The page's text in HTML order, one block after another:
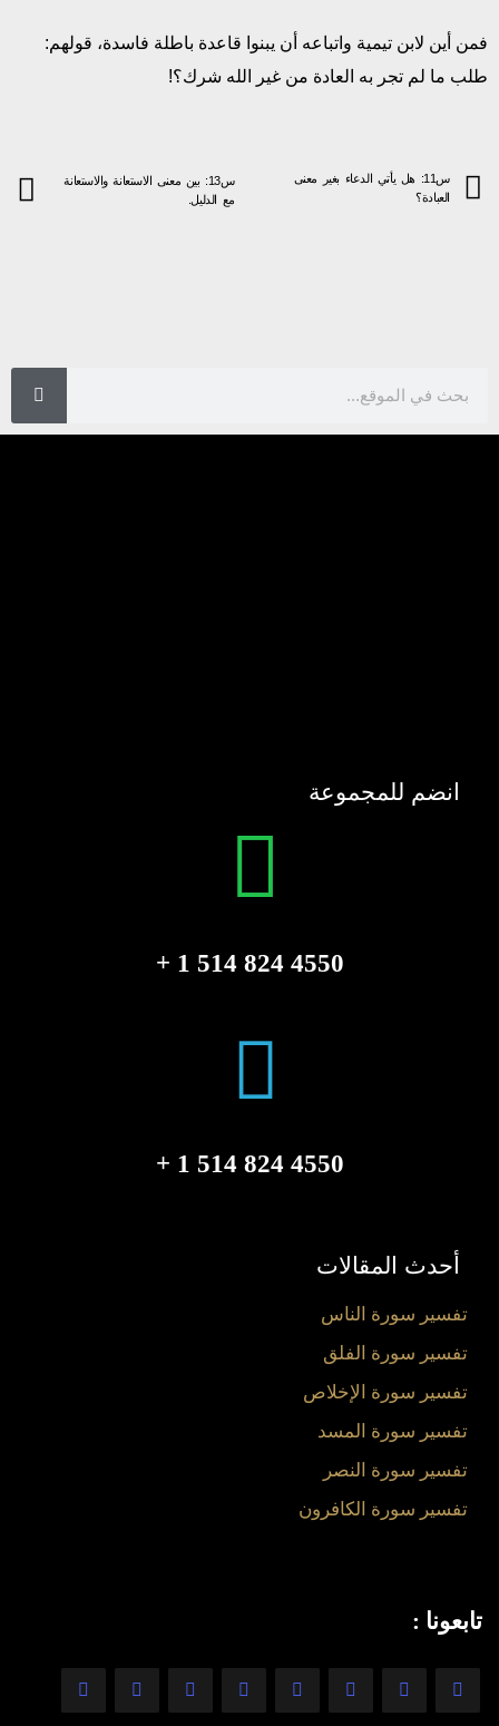
فمن أين لابن تيمية واتباعه أن يبنوا قاعدة باطلة فاسدة، قولهم:
طلب ما لم تجر به العادة من غير الله شرك؟!
س11: هل يأتي الدعاء بغير معنى
العبادة؟
س13: بين معنى الاستعانة والاستعانة
مع الدليل.
انضم للمجموعة
4550 824 514 1 +
4550 824 514 1 +
أحدث المقالات
تفسير سورة الناس
تفسير سورة الفلق
تفسير سورة الإخلاص
تفسير سورة المسد
تفسير سورة النصر
تفسير سورة الكافرون
تابعونا :